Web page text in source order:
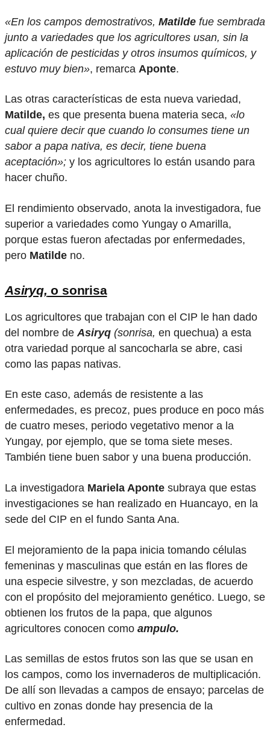
«En los campos demostrativos, Matilde fue sembrada
junto a variedades que los agricultores usan, sin la
aplicación de pesticidas y otros insumos químicos, y
estuvo muy bien», remarca Aponte.
Las otras características de esta nueva variedad,
Matilde, es que presenta buena materia seca, «lo
cual quiere decir que cuando lo consumes tiene un
sabor a papa nativa, es decir, tiene buena
aceptación»; y los agricultores lo están usando para
hacer chuño.
El rendimiento observado, anota la investigadora, fue
superior a variedades como Yungay o Amarilla,
porque estas fueron afectadas por enfermedades,
pero Matilde no.
Asiryq, o sonrisa
Los agricultores que trabajan con el CIP le han dado
del nombre de Asiryq (sonrisa, en quechua) a esta
otra variedad porque al sancocharla se abre, casi
como las papas nativas.
En este caso, además de resistente a las
enfermedades, es precoz, pues produce en poco más
de cuatro meses, periodo vegetativo menor a la
Yungay, por ejemplo, que se toma siete meses.
También tiene buen sabor y una buena producción.
La investigadora Mariela Aponte subraya que estas
investigaciones se han realizado en Huancayo, en la
sede del CIP en el fundo Santa Ana.
El mejoramiento de la papa inicia tomando células
femeninas y masculinas que están en las flores de
una especie silvestre, y son mezcladas, de acuerdo
con el propósito del mejoramiento genético. Luego, se
obtienen los frutos de la papa, que algunos
agricultores conocen como ampulo.
Las semillas de estos frutos son las que se usan en
los campos, como los invernaderos de multiplicación.
De allí son llevadas a campos de ensayo; parcelas de
cultivo en zonas donde hay presencia de la
enfermedad.